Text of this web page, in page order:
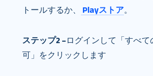
トールするか、
Playストア。
ステップ2 – ログインして「すべて
可」をクリックします